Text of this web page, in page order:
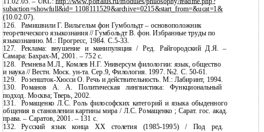
subaction=showfull&id= 1108111529&archive=0215&start_from=&ucat=1&
(10.02.07).
126.
Рамишвили Г. Вильгельм фон Гумбольдт – основоположник
теоретического языкознания // Гумбольдт В. фон. Избранные труды по
языкознанию. М.: Прогресс, 1984. С.5-33.
127.
Реклама: внушение и манипуляция / Ред. Райгородский Д.Я. –
Самара:Бахрах-М, 2001. – 752 с.
128.
Ремнева М.Л., Комлев Н.Г. Универсум филологии: язык, общество
и наука // Вестн. Моск.ун-та. Сер.9, Филология. 1997. №2. С. 50-61.
129.
Розеншток-Хюсси О. Речь и действительность. М.: Лабиринт, 1994.
130.
Романов А. А. Политическая лингвистика: Функциональный
подход. Москва; Тверь, 2002.
131.
Ромащенко Л.С. Роль философских категорий и языка обыденного
общения в становлении картины мира / Л.С. Ромащенко ; Сарат. гос. акад.
права. – Саратов, 2001. – 131 с.
132.
Русский язык конца ХХ столетия (1985-1995) / Под ред.